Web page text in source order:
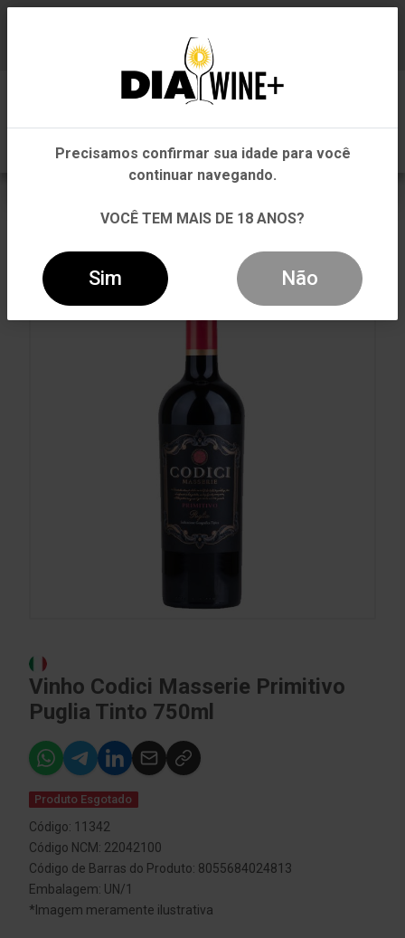
VINHO CODICI MASSERIE PRIMITIVO PUGLIA TINTO
Vinho Codici Masserie Primitivo
Puglia Tinto 750ml
Produto Esgotado
Código: 11342
Código NCM: 22042100
Código de Barras do Produto: 8055684024813
Embalagem: UN/1
*Imagem meramente ilustrativa
Em que Estado você está?
Pernambuco
Outros Estados
Precisamos confirmar sua idade para você
continuar navegando.
VOCÊ TEM MAIS DE 18 ANOS?
Sim Não